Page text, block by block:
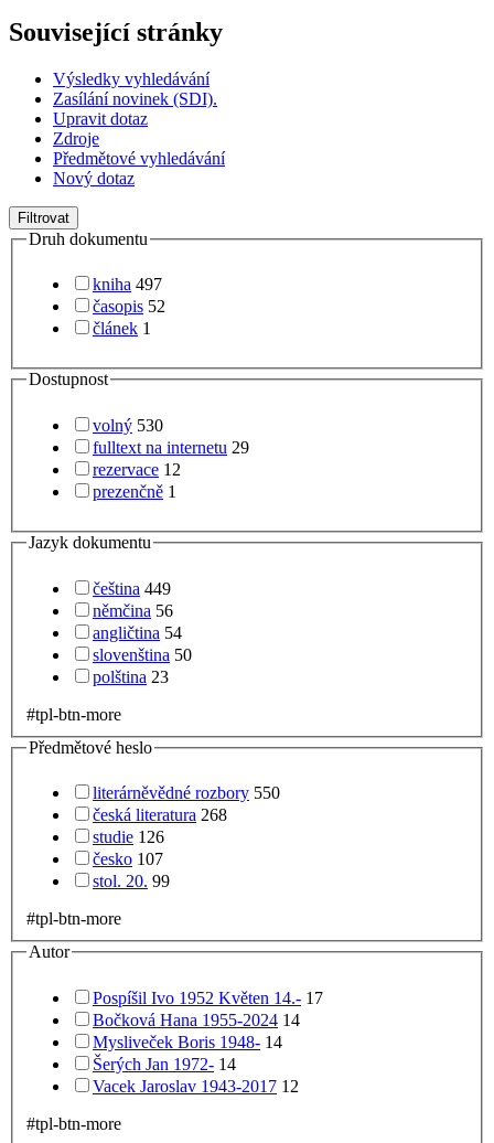
Související stránky
Výsledky vyhledávání
Zasílání novinek (SDI).
Upravit dotaz
Zdroje
Předmětové vyhledávání
Nový dotaz
Filtrovat
Druh dokumentu
kniha 497
časopis 52
článek 1
Dostupnost
volný 530
fulltext na internetu 29
rezervace 12
prezenčně 1
Jazyk dokumentu
čeština 449
němčina 56
angličtina 54
slovenština 50
polština 23
#tpl-btn-more
Předmětové heslo
literárněvědné rozbory 550
česká literatura 268
studie 126
česko 107
stol. 20. 99
#tpl-btn-more
Autor
Pospíšil Ivo 1952 Květen 14.- 17
Bočková Hana 1955-2024 14
Mysliveček Boris 1948- 14
Šerých Jan 1972- 14
Vacek Jaroslav 1943-2017 12
#tpl-btn-more